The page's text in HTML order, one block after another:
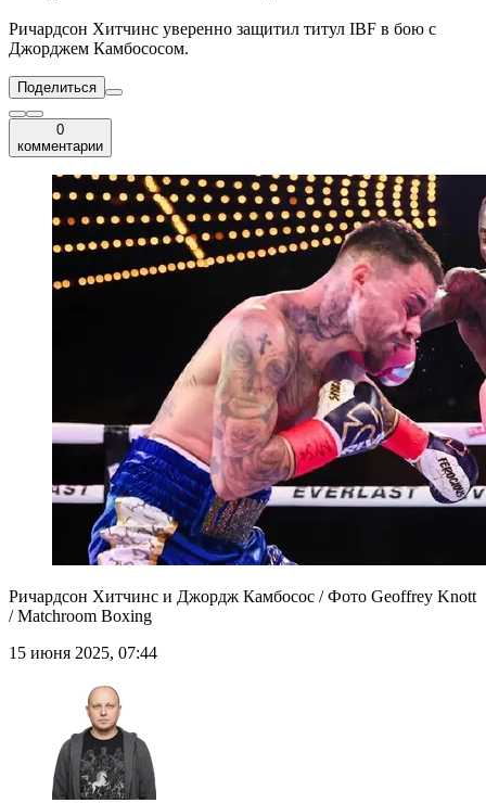
Ричардсон Хитчинс уверенно защитил титул IBF в бою с
Джорджем Камбососом.
Поделиться
0
комментарии
Ричардсон Хитчинс и Джордж Камбосос / Фото Geoffrey Knott
/ Matchroom Boxing
15 июня 2025, 07:44